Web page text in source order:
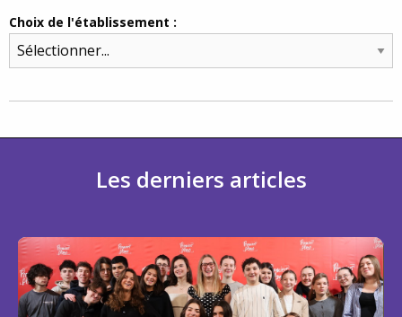
Choix de l'établissement :
Les derniers articles